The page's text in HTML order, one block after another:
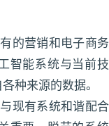
的营销和电子商务
智能系统与当前技
种来源的数据。
现有系统和谐配合